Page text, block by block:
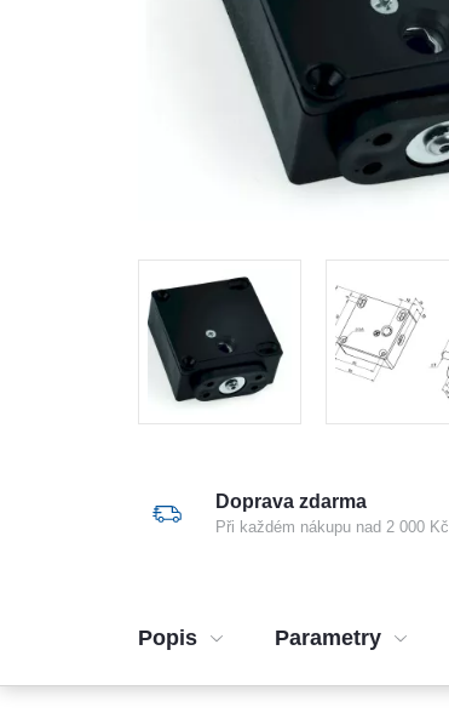
Doprava zdarma
Při každém nákupu nad 2 000 Kč
Popis Parametry